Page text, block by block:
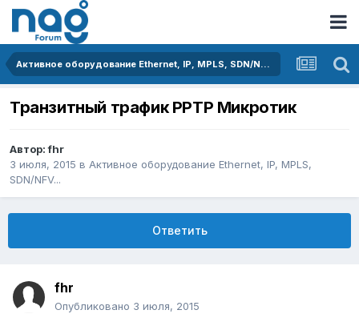
Активное оборудование Ethernet, IP, MPLS, SDN/NFV...
Транзитный трафик PPTP Микротик
Автор:fhr
3 июля, 2015 в Активное оборудование Ethernet, IP, MPLS,
SDN/NFV...
Ответить
fhr
Опубликовано 3 июля, 2015